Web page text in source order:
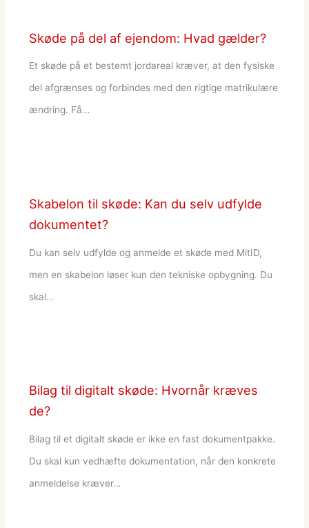
Skøde på del af ejendom: Hvad gælder?
Et skøde på et bestemt jordareal kræver, at den fysiske
del afgrænses og forbindes med den rigtige matrikulære
ændring. Få…
Skabelon til skøde: Kan du selv udfylde
dokumentet?
Du kan selv udfylde og anmelde et skøde med MitID,
men en skabelon løser kun den tekniske opbygning. Du
skal…
Bilag til digitalt skøde: Hvornår kræves
de?
Bilag til et digitalt skøde er ikke en fast dokumentpakke.
Du skal kun vedhæfte dokumentation, når den konkrete
anmeldelse kræver…